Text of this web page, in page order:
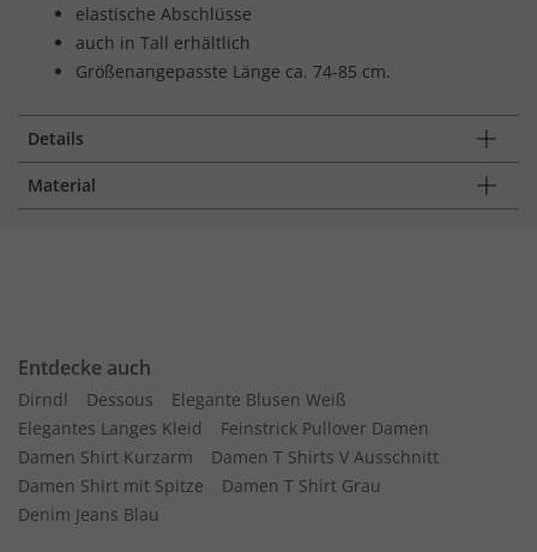
elastische Abschlüsse
auch in Tall erhältlich
Größenangepasste Länge ca. 74-85 cm.
Details
Material
Entdecke auch
Dirndl Dessous
Elegante Blusen Weiß
Elegantes Langes Kleid
Feinstrick Pullover Damen
Damen Shirt Kurzarm
Damen T Shirts V Ausschnitt
Damen Shirt mit Spitze
Damen T Shirt Grau
Denim Jeans Blau